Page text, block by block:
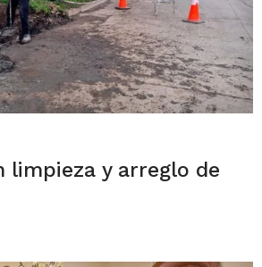
limpieza y arreglo de